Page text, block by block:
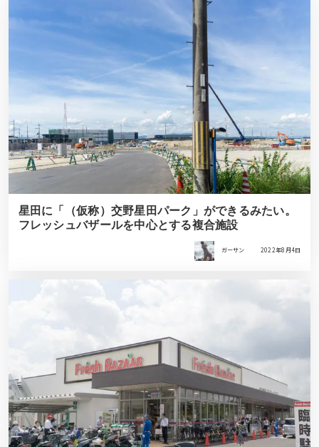
星田に「（仮称）交野星田パーク」ができるみたい。
フレッシュバザールを中心とする複合施設
ガーサン 2022年8月4日